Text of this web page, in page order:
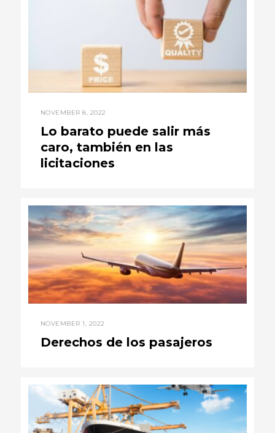
NOVEMBER 8, 2022
Lo barato puede salir más
caro, también en las
licitaciones
NOVEMBER 1, 2022
Derechos de los pasajeros